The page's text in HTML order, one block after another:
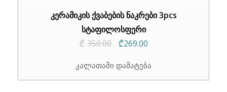
კერამიკის ქვაბების ნაკრები 3pcs
სტაფილოსფერი
₾ 350.00
Original
was:
₾269.00Current
is:
კალათაში დამატება